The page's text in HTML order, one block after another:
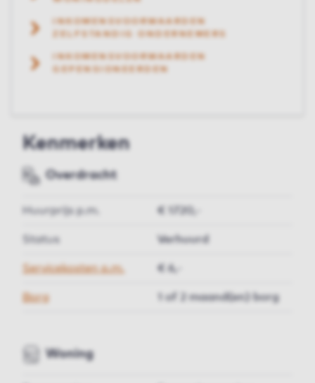
INKOMENSVOORWAARDEN
ZELFSTANDIG ONDERNEMERS
INKOMENSVOORWAARDEN
GEPENSIONEERDEN
Kenmerken
Overdracht
Huurprijs p.m. € 1720,-
Status Verhuurd
Servicekosten p.m. € 6,-
Borg 1 of 2 maand(en) borg
Woning